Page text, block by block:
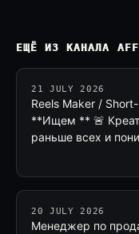
ЕЩЁ ИЗ КАНАЛА
21 JULY 2026
Reels Maker /
**Ищем ** 🚨
раньше всех и
20 JULY 2026
Менеджер по